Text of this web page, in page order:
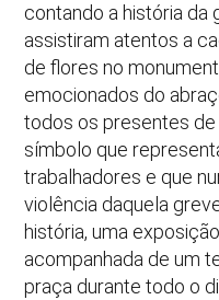
contando a história da
assistiram atentos a
de flores no
emocionados do
todos os presentes
símbolo que
trabalhadores e que
violência daquela
história, uma
acompanhada de um
praça durante todo o